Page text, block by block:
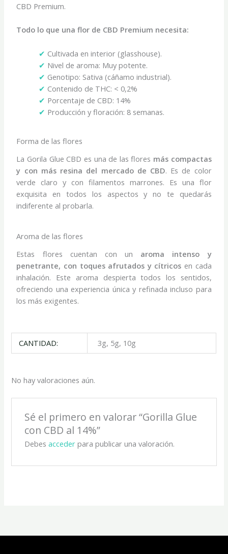
CBD Premium.
Todo lo que una flor de CBD Premium necesita:
✔ Cultivada en interior (glasshouse).
✔ Nivel de aroma: Muy potente.
✔ Genotipo: Sativa (cáñamo industrial).
✔ Contenido de THC: < 0,2%
✔ Porcentaje de CBD: 14%
✔ Producción y floración: 8 semanas.
Forma de las flores
La Gorila Glue CBD es una de las flores más compactas
y con más resina del mercado de CBD. Es de color
verde claro y con filamentos marrones. Es una flor
exquisita en todos los aspectos y no te quedarás
indiferente al probarla.
Aroma de las flores
Estas flores cuentan con un aroma intenso y
penetrante, con toques afrutados y cítricos en cada
inhalación. Este aroma despiertatodos los sentidos,
ofreciendo una experiencia única y refinada incluso para
los más exigentes.
CANTIDAD: 3g, 5g, 10g
No hay valoraciones aún.
Sé el primero en valorar “Gorilla Glue
con CBD al 14%”
Debes accederpara publicar una valoración.